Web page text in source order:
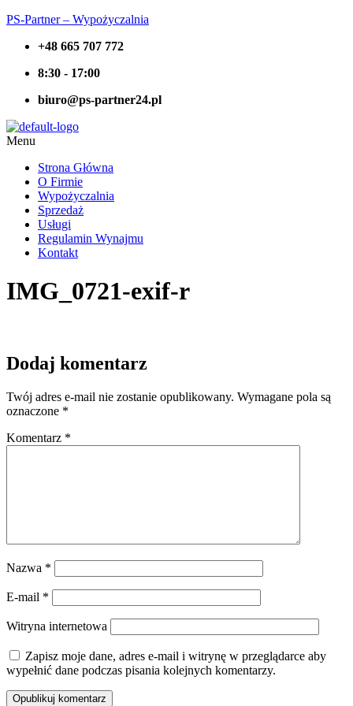
PS-Partner – Wypożyczalnia
+48 665 707 772
8:30 - 17:00
biuro@ps-partner24.pl
Menu
Strona Główna
O Firmie
Wypożyczalnia
Sprzedaż
Usługi
Regulamin Wynajmu
Kontakt
IMG_0721-exif-r
Dodaj komentarz
Twój adres e-mail nie zostanie opublikowany. Wymagane pola są
oznaczone *
Komentarz *
Nazwa *
E-mail *
Witryna internetowa
Zapisz moje dane, adres e-mail i witrynę w przeglądarce aby
wypełnić dane podczas pisania kolejnych komentarzy.